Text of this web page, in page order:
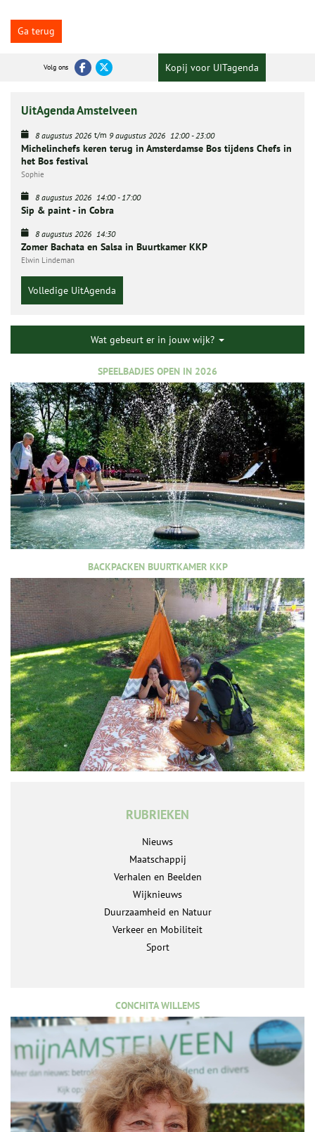
Ga terug
Volg ons Kopij voor UITagenda
UitAgenda Amstelveen
8 augustus 2026 t/m 9 augustus 2026 12:00- 23:00
Michelinchefs keren terug in Amsterdamse Bos tijdens Chefs in
het Bos festival
Sophie
8 augustus 2026 14:00- 17:00
Sip & paint - in Cobra
8 augustus 2026 14:30
Zomer Bachata en Salsa in Buurtkamer KKP
Elwin Lindeman
Volledige UitAgenda
Wat gebeurt er in jouw wijk?
SPEELBADJES OPEN IN 2026
BACKPACKEN BUURTKAMER KKP
RUBRIEKEN
Nieuws
Maatschappij
Verhalen en Beelden
Wijknieuws
Duurzaamheid en Natuur
Verkeer en Mobiliteit
Sport
CONCHITA WILLEMS